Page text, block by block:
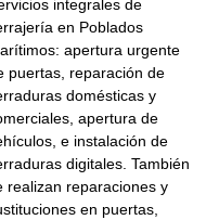
integrales de
en Poblados
apertura urgente
puertas, reparación de
domésticas y
apertura de
e instalación de
digitales. También
realizan reparaciones y
en puertas,